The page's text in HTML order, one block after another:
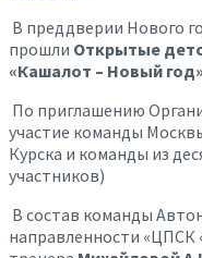
В преддверии Нового
прошли Открытые
«Кашалот – Новый
По приглашению
участие команды
Курска и команды из
участников)
В состав команды
направленности «ЦПСК